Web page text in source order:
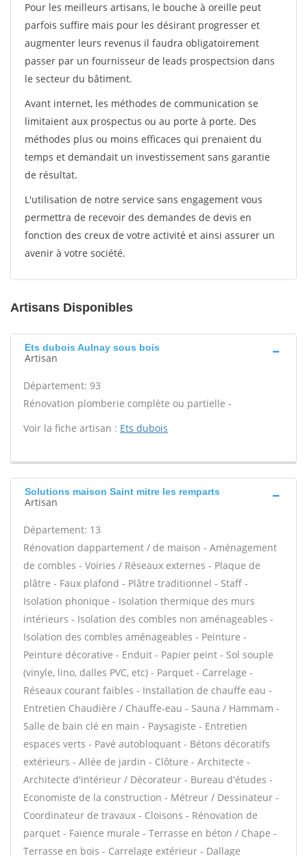
Pour les meilleurs artisans, le bouche à oreille peut
parfois suffire mais pour les désirant progresser et
augmenter leurs revenus il faudra obligatoirement
passer par un fournisseur de leads prospectsion dans
le secteur du bâtiment.
Avant internet, les méthodes de communication se
limitaient aux prospectus ou au porte à porte. Des
méthodes plus ou moins efficaces qui prenaient du
temps et demandait un investissement sans garantie
de résultat.
L'utilisation de notre service sans engagement vous
permettra de recevoir des demandes de devis en
fonction des creux de votre activité et ainsi assurer un
avenir à votre société.
Artisans Disponibles
Ets dubois Aulnay sous bois
Artisan
Département: 93
Rénovation plomberie complète ou partielle -
Voir la fiche artisan : Ets dubois
Solutions maison Saint mitre les remparts
Artisan
Département: 13
Rénovation dappartement / de maison - Aménagement
de combles - Voiries / Réseaux externes - Plaque de
plâtre - Faux plafond - Plâtre traditionnel - Staff -
Isolation phonique - Isolation thermique des murs
intérieurs - Isolation des combles non aménageables -
Isolation des combles aménageables - Peinture -
Peinture décorative - Enduit - Papier peint - Sol souple
(vinyle, lino, dalles PVC, etc) - Parquet - Carrelage -
Réseaux courant faibles - Installation de chauffe eau -
Entretien Chaudière / Chauffe-eau - Sauna / Hammam -
Salle de bain clé en main - Paysagiste - Entretien
espaces verts - Pavé autobloquant - Bétons décoratifs
extérieurs - Allée de jardin - Clôture - Architecte -
Architecte d'intérieur / Décorateur - Bureau d'études -
Economiste de la construction - Métreur / Dessinateur -
Coordinateur de travaux - Cloisons - Rénovation de
parquet - Faïence murale - Terrasse en béton / Chape -
Terrasse en bois - Carrelage extérieur - Dallage